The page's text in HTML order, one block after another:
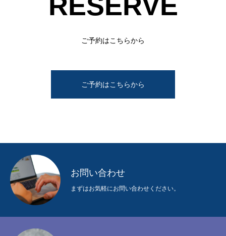
ご予約はこちらから
ご予約はこちらから
お問い合わせ
まずはお気軽にお問い合わせください。